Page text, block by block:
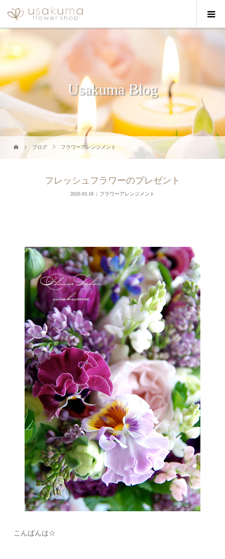
Usakuma Blog
ブログ フラワーアレンジメント
フレッシュフラワーのプレゼント
2020.03.18 フラワーアレンジメント
こんばんは☆